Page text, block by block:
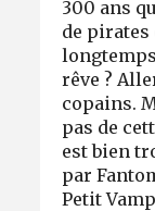
300 ans
de pirates
longtemps
rêve ?
copains.
pas de
est bien
par
Petit